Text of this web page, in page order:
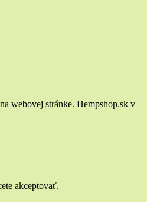
webovej stránke. Hempshop.sk v
akceptovať.